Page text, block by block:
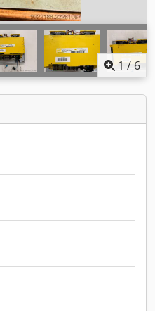
1 /6